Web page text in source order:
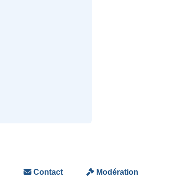
Contact Modération